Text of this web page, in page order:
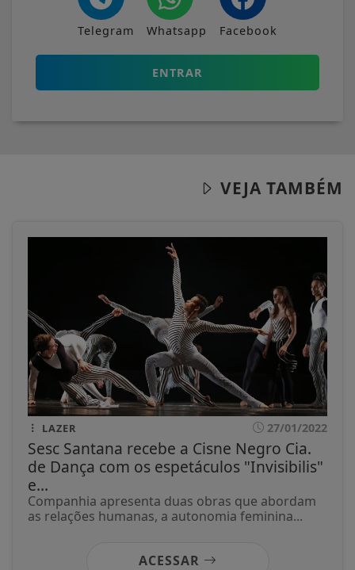
Telegram Whatsapp Facebook
ENTRAR
VEJA TAMBÉM
LAZER 27/01/2022
Sesc Santana recebe a Cisne Negro Cia.
de Dança com os espetáculos "Invisibilis"
e...
Companhia apresenta duas obras que abordam
as relações humanas, a autonomia feminina...
ACESSAR